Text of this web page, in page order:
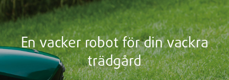
En vacker robot för din vackra
trädgård